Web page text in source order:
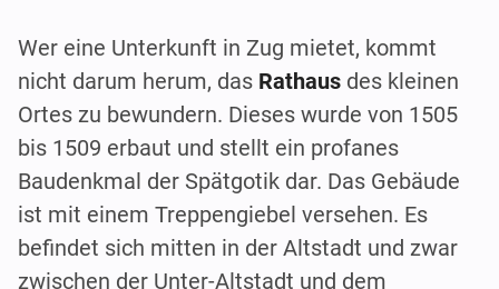
Wer eine Unterkunft in Zug mietet, kommt
nicht darum herum, das Rathaus des kleinen
Ortes zu bewundern. Dieses wurde von 1505
bis 1509 erbaut und stellt ein profanes
Baudenkmal der Spätgotik dar. Das Gebäude
ist mit einem Treppengiebel versehen. Es
befindet sich mitten in der Altstadt und zwar
zwischen der Unter-Altstadt und dem